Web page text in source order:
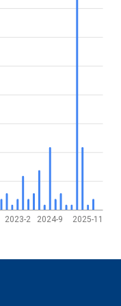
2023-2 2024-9 2025-11